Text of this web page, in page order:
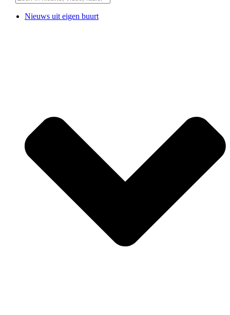
Nieuws uit eigen buurt